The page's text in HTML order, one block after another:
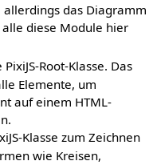
das Diagramm
diese Module hier
PixiJS-Root-Klasse. Das
Elemente, um
auf einem HTML-
Klasse zum Zeichnen
wie Kreisen,